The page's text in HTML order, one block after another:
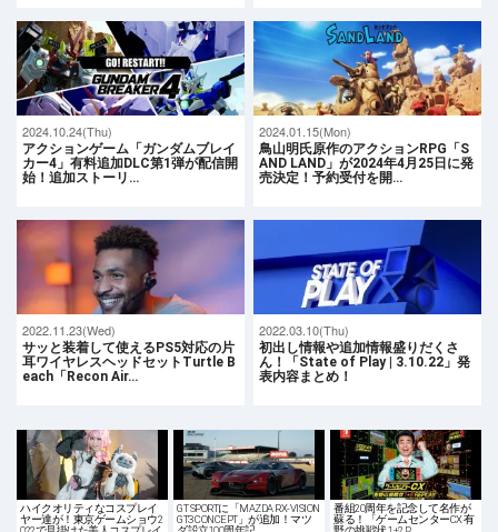
2024.10.24(Thu)
アクションゲーム「ガンダムブレイ
カー4」有料追加DLC第1弾が配信開
始！追加ストーリ…
2024.01.15(Mon)
鳥山明氏原作のアクションRPG「S
AND LAND」が2024年4月25日に発
売決定！予約受付を開…
2022.11.23(Wed)
サッと装着して使えるPS5対応の片
耳ワイヤレスヘッドセットTurtle B
each「Recon Air…
2022.03.10(Thu)
初出し情報や追加情報盛りだくさ
ん！「State of Play | 3.10.22」発
表内容まとめ！
ハイクオリティなコスプレイ
ヤー達が！東京ゲームショウ2
GT SPORTに「MAZDA RX-VISION
GT3 CONCEPT」が追加！マツ
番組20周年を記念して名作が
蘇る！「ゲームセンターCX 有